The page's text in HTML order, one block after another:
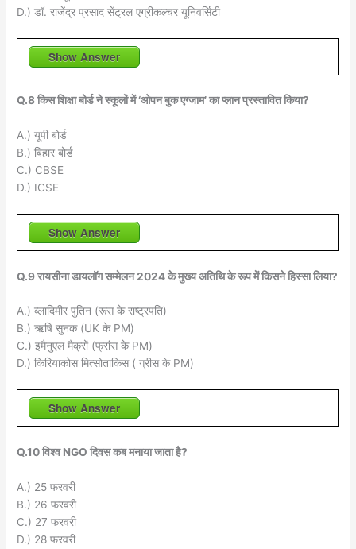
D.) डॉ. राजेंद्र प्रसाद सेंट्रल एग्रीकल्चर यूनिवर्सिटी
Show Answer
Q.8 किस शिक्षा बोर्ड ने स्कूलों में ‘ओपन बुक एग्जाम’ का प्लान प्रस्तावित किया?
A.) यूपी बोर्ड
B.) बिहार बोर्ड
C.) CBSE
D.) ICSE
Show Answer
Q.9 रायसीना डायलॉग सम्मेलन 2024 के मुख्य अतिथि के रूप में किसने हिस्सा लिया?
A.) ब्लादिमीर पुतिन (रूस के राष्ट्रपति)
B.) ऋषि सुनक (UK के PM)
C.) इमैनुएल मैक्रों (फ्रांस के PM)
D.) किरियाकोस मित्सोताकिस ( ग्रीस के PM)
Show Answer
Q.10 विश्व NGO दिवस कब मनाया जाता है?
A.) 25 फरवरी
B.) 26 फरवरी
C.) 27 फरवरी
D.) 28 फरवरी